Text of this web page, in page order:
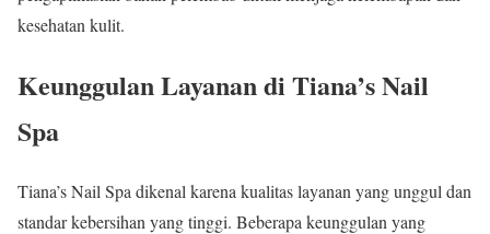
kesehatan kulit.
Keunggulan Layanan di Tiana’s Nail
Spa
Tiana’s Nail Spa dikenal karena kualitas layanan yang unggul dan
standar kebersihan yang tinggi. Beberapa keunggulan yang